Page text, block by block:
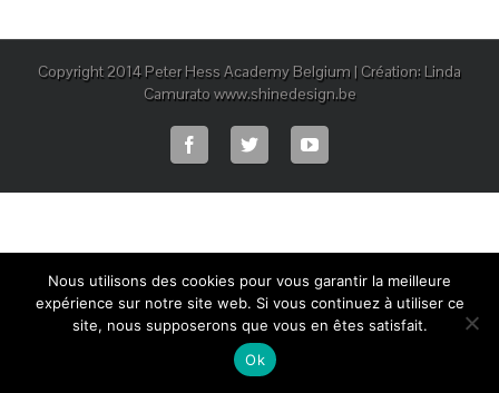
Copyright 2014 Peter Hess Academy Belgium | Création: Linda
Camurato www.shinedesign.be
Nous utilisons des cookies pour vous garantir la meilleure
expérience sur notre site web. Si vous continuez à utiliser ce
site, nous supposerons que vous en êtes satisfait.
Ok